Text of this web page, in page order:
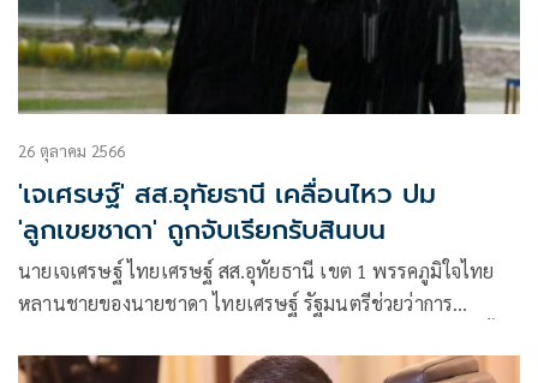
26 ตุลาคม 2566
'เจเศรษฐ์' สส.อุทัยธานี เคลื่อนไหว ปม
'ลูกเขยชาดา' ถูกจับเรียกรับสินบน
นายเจเศรษฐ์ ไทยเศรษฐ์ สส.อุทัยธานี เขต 1 พรรคภูมิใจไทย
หลานชายของนายชาดา ไทยเศรษฐ์ รัฐมนตรีช่วยว่าการ
ด๊ะมองมาที่ผมและพูดว่าถ้าเป็นคนอื่นจะไม่ยอมให้ถือร่มให้